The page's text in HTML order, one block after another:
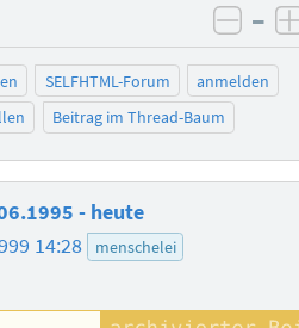
–
SELFHTML-Forum
anmelden
Beitrag im Thread-Baum
- heute
14:28 menschelei